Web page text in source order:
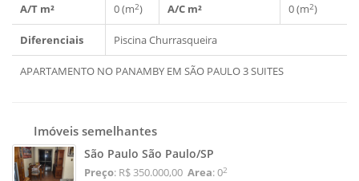
A/T m² 0 (m2) A/C m² 0 (m2)
Diferenciais PiscinaChurrasqueira
APARTAMENTO NO PANAMBY EM SÃO PAULO 3 SUITES
Imóveis semelhantes
São Paulo São Paulo/SP
Preço: R$ 350.000,00 Area: 02